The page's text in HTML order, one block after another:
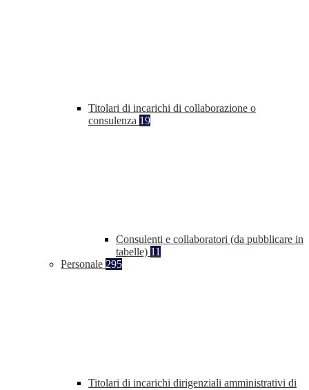
Titolari di incarichi di collaborazione o
consulenza 19
Consulenti e collaboratori (da pubblicare in
tabelle) 11
Personale 295
Titolari di incarichi dirigenziali amministrativi di